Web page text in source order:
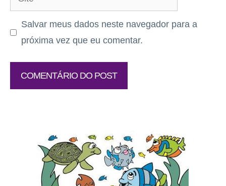
Salvar meus dados neste navegador para a
próxima vez que eu comentar.